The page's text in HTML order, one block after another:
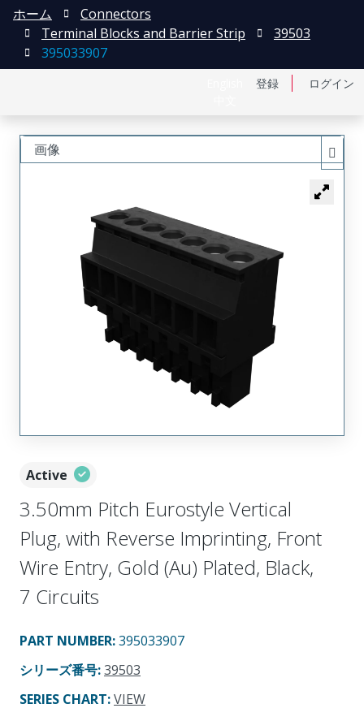
登録 ログイン
ホーム
Connectors
Terminal Blocks and Barrier Strip
39503
395033907
Active
3.50mm Pitch Eurostyle Vertical
Plug, with Reverse Imprinting, Front
Wire Entry, Gold (Au) Plated, Black,
7 Circuits
PART NUMBER:395033907
シリーズ番号:39503
SERIES CHART:VIEW
画像